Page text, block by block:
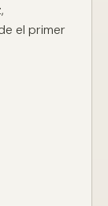
el primer